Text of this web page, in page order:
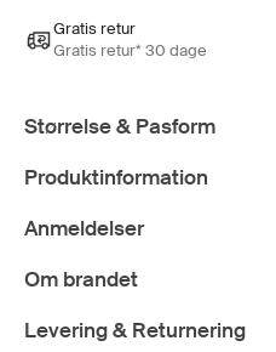
Gratis retur
Gratis retur* 30 dage
Størrelse & Pasform
Produktinformation
Anmeldelser
Om brandet
Levering & Returnering